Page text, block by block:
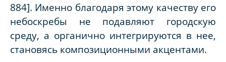
884]. Именно благодаря этому качеству его
небоскребы не подавляют городскую
среду, а органично интегрируются в нее,
становясь композиционными акцентами.